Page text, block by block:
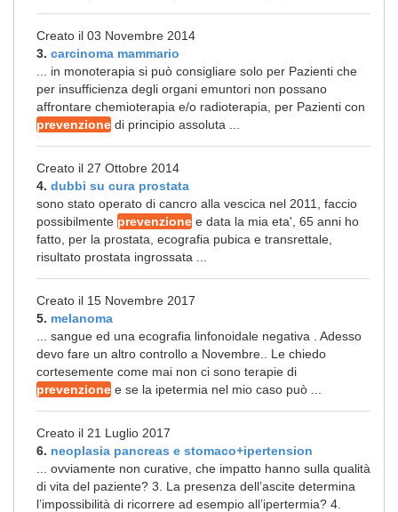
Creato il 03 Novembre 2014
3. carcinoma mammario
... in monoterapia si può consigliare solo per Pazienti che
per insufficienza degli organi emuntori non possano
affrontare chemioterapia e/o radioterapia, per Pazienti con
prevenzione di principio assoluta ...
Creato il 27 Ottobre 2014
4. dubbi su cura prostata
sono stato operato di cancro alla vescica nel 2011, faccio
possibilmente prevenzione e data la mia eta', 65 anni ho
fatto, per la prostata, ecografia pubica e transrettale,
risultato prostata ingrossata ...
Creato il 15 Novembre 2017
5. melanoma
... sangue ed una ecografia linfonoidale negativa . Adesso
devo fare un altro controllo a Novembre.. Le chiedo
cortesemente come mai non ci sono terapie di
prevenzione e se la ipetermia nel mio caso può ...
Creato il 21 Luglio 2017
6. neoplasia pancreas e stomaco+ipertension
... ovviamente non curative, che impatto hanno sulla qualità
di vita del paziente? 3. La presenza dell’ascite determina
l’impossibilità di ricorrere ad esempio all’ipertermia? 4.